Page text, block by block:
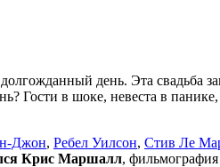
день. Эта свадьба
в шоке, невеста в панике,
Джон, Ребел Уилсон, Стив Ле
Крис Маршалл,